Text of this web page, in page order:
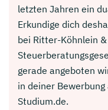
letzten Jahren ein
Erkundige dich
bei Ritter-Köhnlein
gerade angeboten
in deiner
Studium.de.